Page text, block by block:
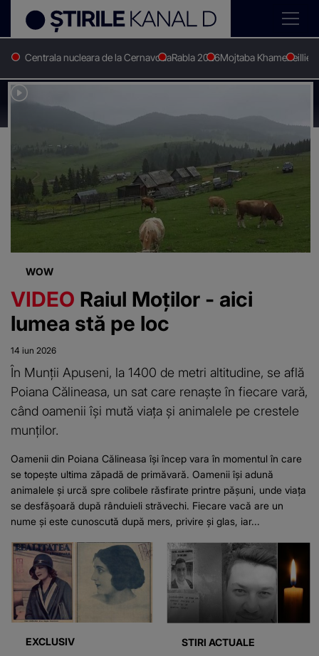
Centrala nucleara de la CernavodaRabla 2026Mojtaba KhameneiIlie
Stirile Kanal D Zapada in vis
Știri despre
WOW
VIDEO Raiul Moților - aici
lumea stă pe loc
14 iun 2026
În Munții Apuseni, la 1400 de metri altitudine, se află
Poiana Călineasa, un sat care renaște în fiecare vară,
când oamenii își mută viața și animalele pe crestele
munților.
Oamenii din Poiana Călineasa își încep vara în momentul în care
se topește ultima zăpadă de primăvară. Oamenii își adună
animalele și urcă spre colibele răsfirate printre pășuni, unde viața
se desfășoară după rânduieli străvechi. Fiecare vacă are un
nume și este cunoscută după mers, privire și glas, iar...
EXCLUSIV STIRI ACTUALE